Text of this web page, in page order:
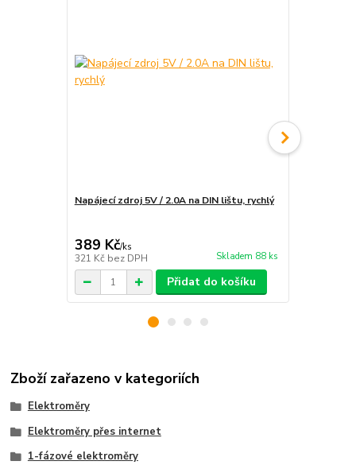
Napájecí zdroj 5V / 2.0A na DIN lištu, rychlý
389 Kč/ks
321 Kč bez DPH Skladem 88 ks
Přidat do košíku
Zboží zařazeno v kategoriích
Elektroměry
Elektroměry přes internet
1-fázové elektroměry